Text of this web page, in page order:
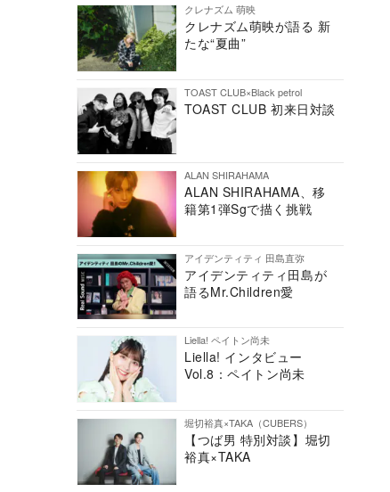
クレナズム 萌映
クレナズム萌映が語る 新
たな“夏曲”
TOAST CLUB×Black petrol
TOAST CLUB 初来日対談
ALAN SHIRAHAMA
ALAN SHIRAHAMA、移
籍第1弾Sgで描く挑戦
アイデンティティ 田島直弥
アイデンティティ田島が
語るMr.Children愛
Liella! ペイトン尚未
Liella! インタビュー
Vol.8：ペイトン尚未
堀切裕真×TAKA（CUBERS）
【つば男 特別対談】堀切
裕真×TAKA